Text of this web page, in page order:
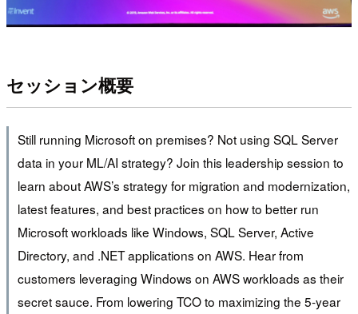
セッション概要
Still running Microsoft on premises? Not using SQL Server
data in your ML/AI strategy? Join this leadership session to
learn about AWS’s strategy for migration and modernization,
latest features, and best practices on how to better run
Microsoft workloads like Windows, SQL Server, Active
Directory, and .NET applications on AWS. Hear from
customers leveraging Windows on AWS workloads as their
secret sauce. From lowering TCO to maximizing the 5-year